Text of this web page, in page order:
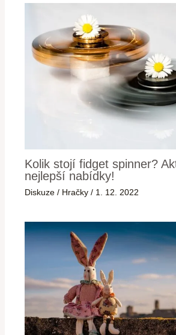
Kolik stojí fidget spinner?
nejlepší nabídky!
Diskuze / Hračky / 1. 12. 2022